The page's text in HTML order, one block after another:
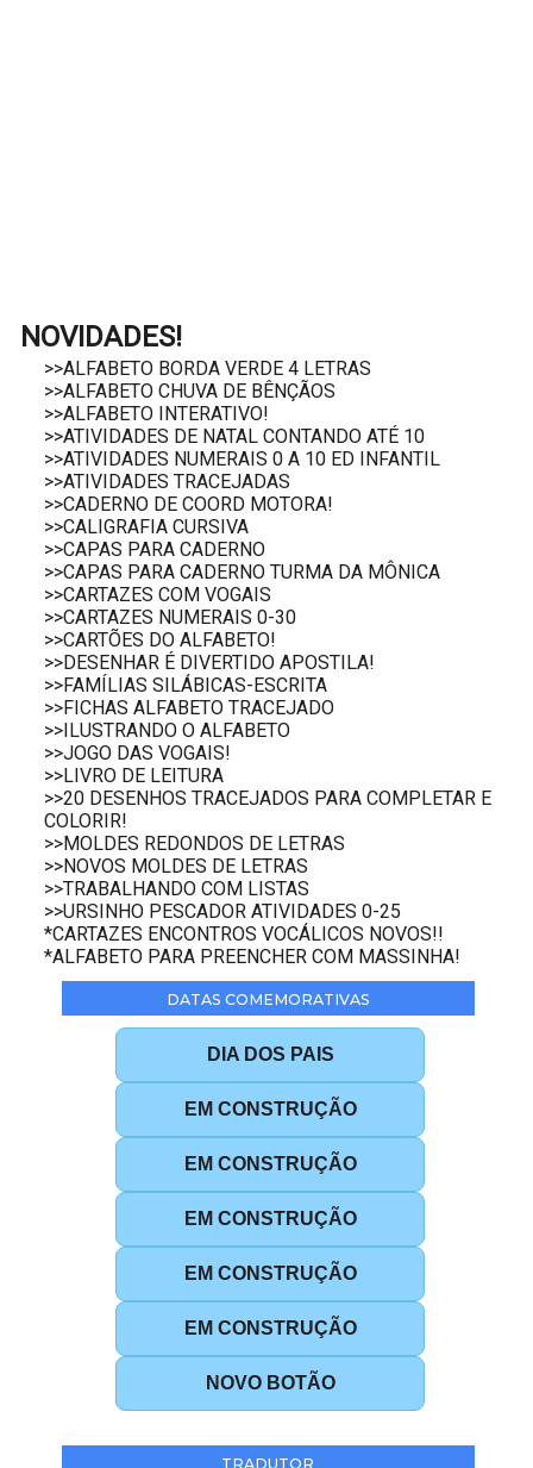
NOVIDADES!
>>ALFABETO BORDA VERDE 4 LETRAS
>>ALFABETO CHUVA DE BÊNÇÃOS
>>ALFABETO INTERATIVO!
>>ATIVIDADES DE NATAL CONTANDO ATÉ 10
>>ATIVIDADES NUMERAIS 0 A 10 ED INFANTIL
>>ATIVIDADES TRACEJADAS
>>CADERNO DE COORD MOTORA!
>>CALIGRAFIA CURSIVA
>>CAPAS PARA CADERNO
>>CAPAS PARA CADERNO TURMA DA MÔNICA
>>CARTAZES COM VOGAIS
>>CARTAZES NUMERAIS 0-30
>>CARTÕES DO ALFABETO!
>>DESENHAR É DIVERTIDO APOSTILA!
>>FAMÍLIAS SILÁBICAS-ESCRITA
>>FICHAS ALFABETO TRACEJADO
>>ILUSTRANDO O ALFABETO
>>JOGO DAS VOGAIS!
>>LIVRO DE LEITURA
>>20 DESENHOS TRACEJADOS PARA COMPLETAR E
COLORIR!
>>MOLDES REDONDOS DE LETRAS
>>NOVOS MOLDES DE LETRAS
>>TRABALHANDO COM LISTAS
>>URSINHO PESCADOR ATIVIDADES 0-25
*CARTAZES ENCONTROS VOCÁLICOS NOVOS!!
*ALFABETO PARA PREENCHER COM MASSINHA!
DATAS COMEMORATIVAS
DIA DOS PAIS
EM CONSTRUÇÃO
EM CONSTRUÇÃO
EM CONSTRUÇÃO
EM CONSTRUÇÃO
EM CONSTRUÇÃO
NOVO BOTÃO
TRADUTOR